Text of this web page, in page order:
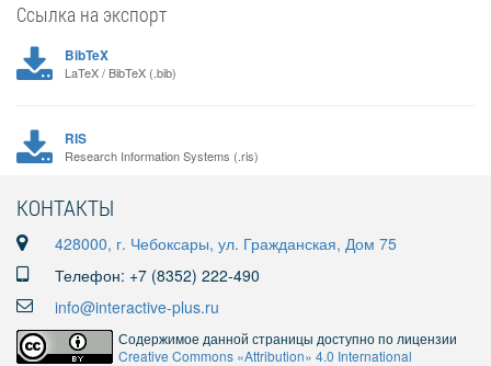
Ссылка на экспорт
BibTeX
LaTeX / BibTeX (.bib)
RIS
Research Information Systems (.ris)
КОНТАКТЫ
428000, г. Чебоксары, ул. Гражданская, Дом 75
Телефон: +7 (8352) 222-490
info@interactive-plus.ru
Содержимое данной страницы доступно по лицензии
Creative Commons «Attribution» 4.0 International